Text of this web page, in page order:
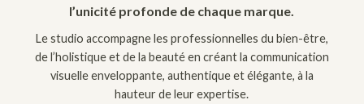
l’unicité profonde de chaque marque.
Le studio accompagne les professionnelles du bien-être,
de l’holistique et de la beauté en créant la communication
visuelle enveloppante, authentique et élégante, à la
hauteur de leur expertise.